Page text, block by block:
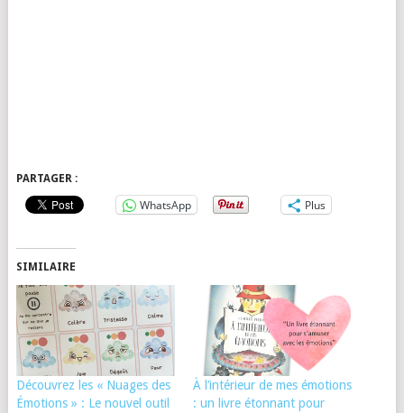
PARTAGER :
WhatsApp Plus
SIMILAIRE
Découvrez les « Nuages des
Émotions » : Le nouvel outil
À l’intérieur de mes émotions
: un livre étonnant pour